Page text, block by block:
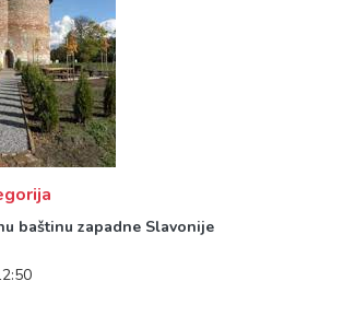
baštinu zapadne Slavonije